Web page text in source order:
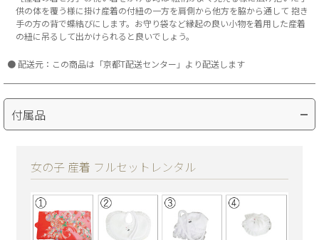
供の体を覆う様に掛け産着の付紐の一方を肩側から他方を脇から通して 抱き
手の方の背で蝶結びにします。お守り袋など縁起の良い小物を着用した産着
の紐に吊るして出かけられると良いでしょう。
配送元：この商品は「京都T配送センター」より配送します
付属品
女の子 産着 フルセットレンタル